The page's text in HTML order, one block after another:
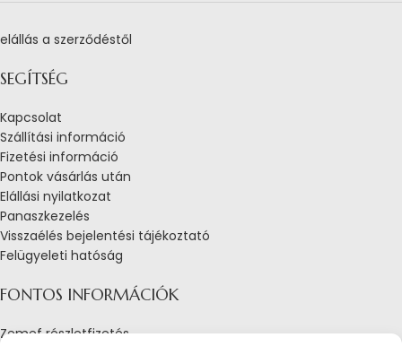
elállás a szerződéstől
SEGÍTSÉG
Kapcsolat
Szállítási információ
Fizetési információ
Pontok vásárlás után
Elállási nyilatkozat
Panaszkezelés
Visszaélés bejelentési tájékoztató
Felügyeleti hatóság
FONTOS INFORMÁCIÓK
Zemef részletfizetés